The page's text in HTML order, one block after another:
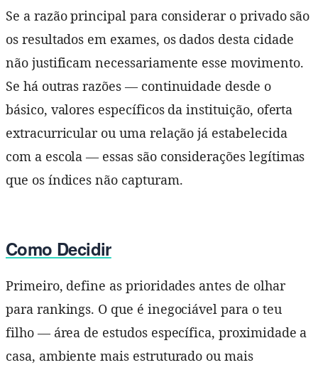
Se a razão principal para considerar o privado são
os resultados em exames, os dados desta cidade
não justificam necessariamente esse movimento.
Se há outras razões — continuidade desde o
básico, valores específicos da instituição, oferta
extracurricular ou uma relação já estabelecida
com a escola — essas são considerações legítimas
que os índices não capturam.
Como Decidir
Primeiro, define as prioridades antes de olhar
para rankings. O que é inegociável para o teu
filho — área de estudos específica, proximidade a
casa, ambiente mais estruturado ou mais